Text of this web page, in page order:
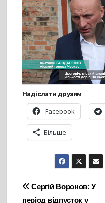
Надіслати друзям
Facebook
Більше
Навігація
Сергій Воронов: У
період відпусток у